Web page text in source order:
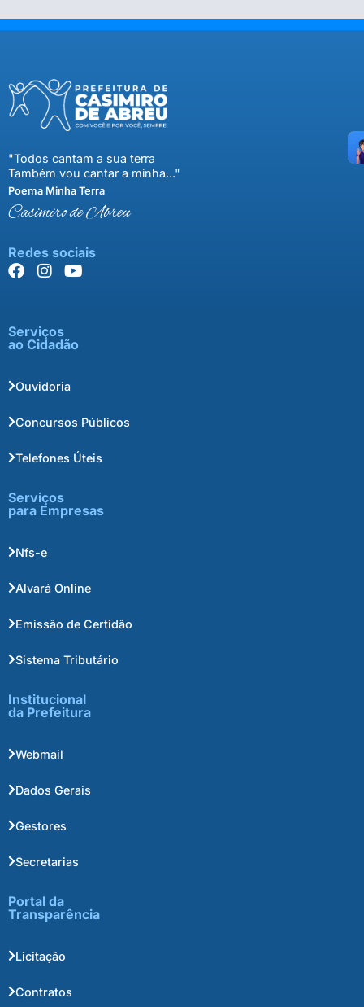
"Todos cantam a sua terra
Também vou cantar a minha..."
Poema Minha Terra
Casimiro de Abreu
Redes sociais
Serviços
ao Cidadão
Ouvidoria
Concursos Públicos
Telefones Úteis
Serviços
para Empresas
Nfs-e
Alvará Online
Emissão de Certidão
Sistema Tributário
Institucional
da Prefeitura
Webmail
Dados Gerais
Gestores
Secretarias
Portal da
Transparência
Licitação
Contratos